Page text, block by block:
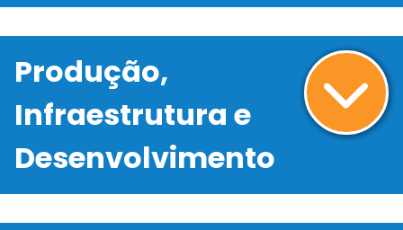
Produção,
Infraestrutura e
Desenvolvimento